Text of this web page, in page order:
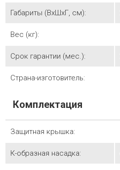
Габариты (ВхШхГ, см):
Вес (кг):
Срок гарантии (мес.):
Страна-изготовитель:
Комплектация
Защитная крышка:
К-образная насадка: